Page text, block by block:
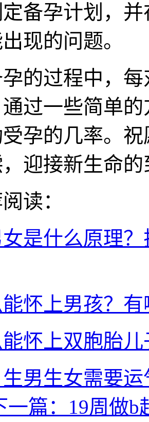
备孕计划，
现的问题。
过程中，每
过一些简单
孕的几率。
迎接新生命的
：
是什么原理
怀上男孩？
怀上双胞胎
生男生女需要
一篇：19周做b